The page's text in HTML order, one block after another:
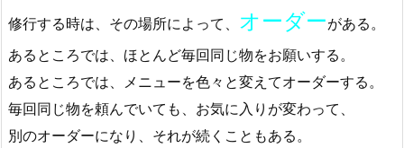
修行する時は、その場所によって、 オーダーがある。
あるところでは、ほとんど毎回同じ物をお願いする。
あるところでは、メニューを色々と変えてオーダーする。
毎回同じ物を頼んでいても、お気に入りが変わって、
別のオーダーになり、それが続くこともある。